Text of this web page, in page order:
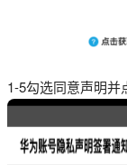
1-5勾选同意声明并